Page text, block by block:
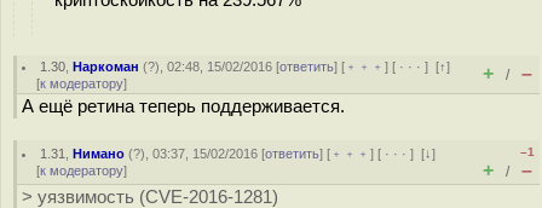
1.30 ,Наркоман (?), 02:48, 15/02/2016 [ответить] [ ﹢﹢﹢] [ · · ·][↑]
[к модератору] + / –
А ещё ретина теперь поддерживается.
1.31 ,Нимано (?), 03:37, 15/02/2016 [ответить] [ ﹢﹢﹢] [ · · ·][↓]
[к модератору]
–1
+ / –
> уязвимость (CVE-2016-1281)